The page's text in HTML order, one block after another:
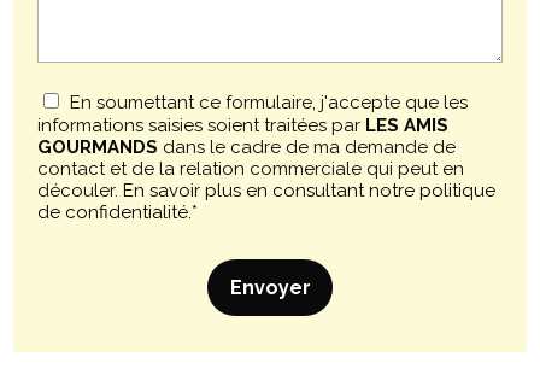
En soumettant ce formulaire, j'accepte que les
informations saisies soient traitées par LES AMIS
GOURMANDS dans le cadre de ma demande de
contact et de la relation commerciale qui peut en
découler. En savoir plus en consultant notre politique
de confidentialité.*